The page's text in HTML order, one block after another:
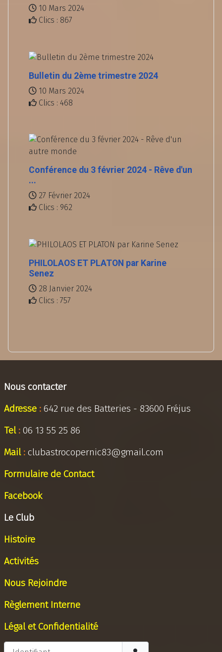
10 Mars 2024
Clics : 867
Bulletin du 2ème trimestre 2024
10 Mars 2024
Clics : 468
Conférence du 3 février 2024 - Rêve d'un
...
27 Février 2024
Clics : 962
PHILOLAOS ET PLATON par Karine
Senez
28 Janvier 2024
Clics : 757
Nous contacter
Adresse : 642 rue des Batteries - 83600 Fréjus
Tel: 06 13 55 25 86
Mail: clubastrocopernic83@gmail.com
Formulaire de Contact
Facebook
Le Club
Histoire
Activités
Nous Rejoindre
Règlement Interne
Légal et Confidentialité
Identifiant